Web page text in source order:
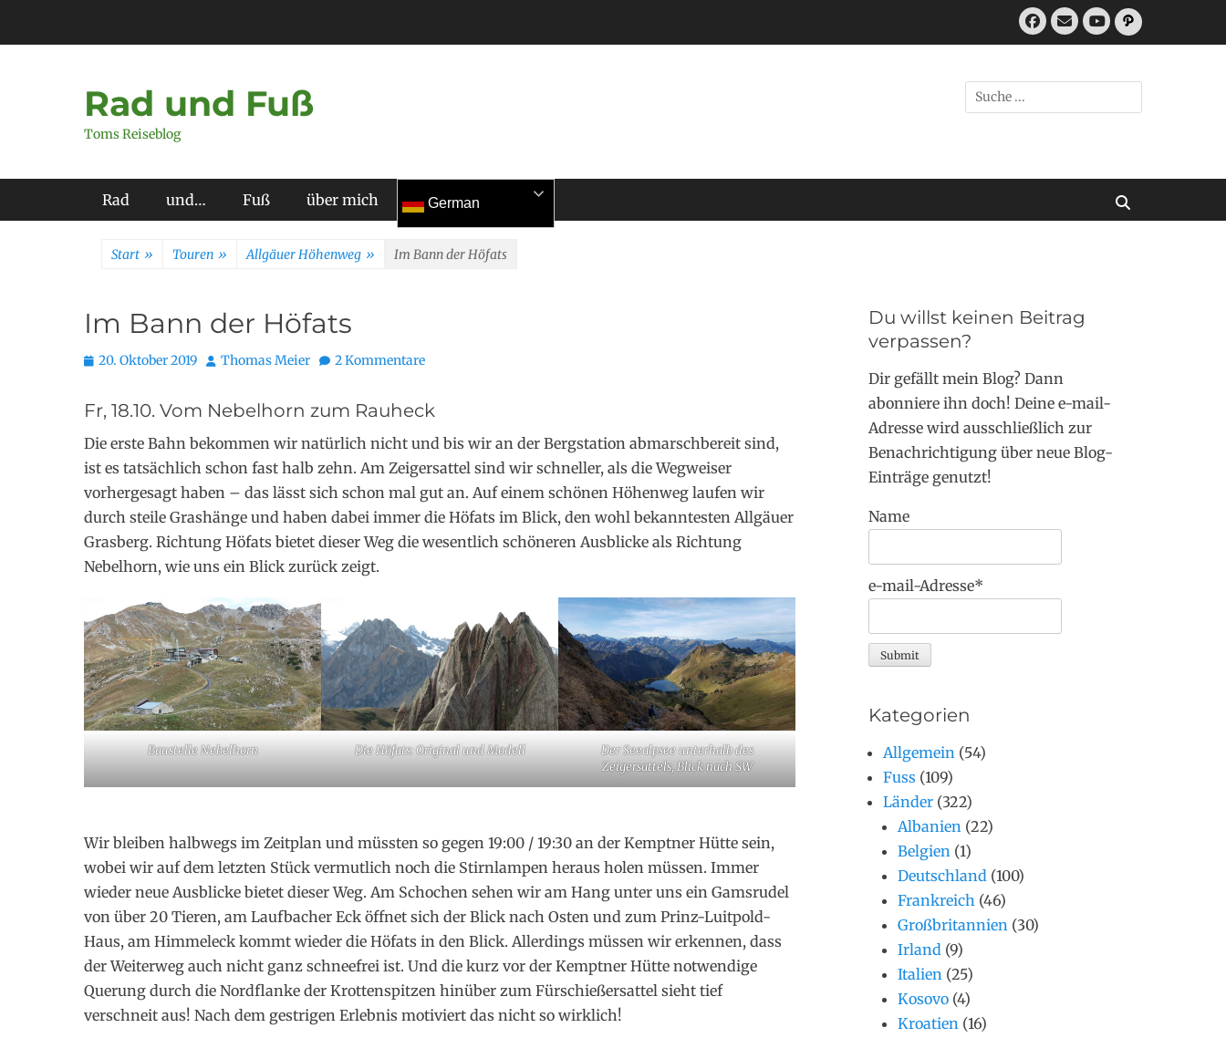
Facebook
E-
MailYouTube
Pfad
Rad und Fuß
Toms Reiseblog
Suchen
nach:
Primäres Menü
Rad und… Fuß über mich German
Start » Touren » Allgäuer Höhenweg » Im Bann der Höfats
Im Bann der Höfats
Posted
20. Oktober 2019 Autor
Thomas Meier 2 Kommentare
Fr, 18.10. Vom Nebelhorn zum Rauheck
Die erste Bahn bekommen wir natürlich nicht und bis wir an der Bergstation abmarschbereit sind,
ist es tatsächlich schon fast halb zehn. Am Zeigersattel sind wir schneller, als die Wegweiser
vorhergesagt haben – das lässt sich schon mal gut an. Auf einem schönen Höhenweg laufen wir
durch steile Grashänge und haben dabei immer die Höfats im Blick, den wohl bekanntesten Allgäuer
Grasberg. Richtung Höfats bietet dieser Weg die wesentlich schöneren Ausblicke als Richtung
Nebelhorn, wie uns ein Blick zurück zeigt.
Baustelle Nebelhorn Die Höfats: Original und Modell
Der Seealpsee unterhalb des
Zeigersattels, Blick nach SW
Wir bleiben halbwegs im Zeitplan und müssten so gegen 19:00 / 19:30 an der Kemptner Hütte sein,
wobei wir auf dem letzten Stück vermutlich noch die Stirnlampen heraus holen müssen. Immer
wieder neue Ausblicke bietet dieser Weg. Am Schochen sehen wir am Hang unter uns ein Gamsrudel
von über 20 Tieren, am Laufbacher Eck öffnet sich der Blick nach Osten und zum Prinz-Luitpold-
Haus, am Himmeleck kommt wieder die Höfats in den Blick. Allerdings müssen wir erkennen, dass
der Weiterweg auch nicht ganz schneefrei ist. Und die kurz vor der Kemptner Hütte notwendige
Querung durch die Nordflanke der Krottenspitzen hinüber zum Fürschießersattel sieht tief
verschneit aus! Nach dem gestrigen Erlebnis motiviert das nicht so wirklich!
Du willst keinen Beitrag
verpassen?
Dir gefällt mein Blog? Dann
abonniere ihn doch! Deine e-mail-
Adresse wird ausschließlich zur
Benachrichtigung über neue Blog-
Einträge genutzt!
Name
e-mail-Adresse*
Kategorien
Allgemein (54)
Fuss (109)
Länder (322)
Albanien (22)
Belgien (1)
Deutschland (100)
Frankreich (46)
Großbritannien (30)
Irland (9)
Italien (25)
Kosovo (4)
Kroatien (16)